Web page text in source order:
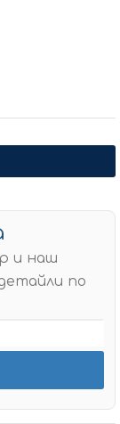
и наш
по